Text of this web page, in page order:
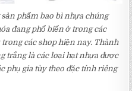
phẩm bao bì nhựa chúng
đang phổ biến ở trong các
trong các shop hiện nay. Thành
trắng là các loại hạt nhựa được
phụ gia tùy theo đặc tính riêng